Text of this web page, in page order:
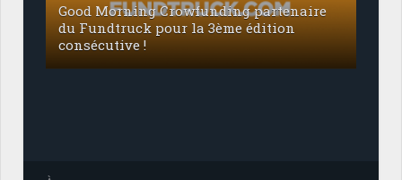
Good Morning Crowfunding partenaire
du Fundtruck pour la 3ème édition
consécutive !